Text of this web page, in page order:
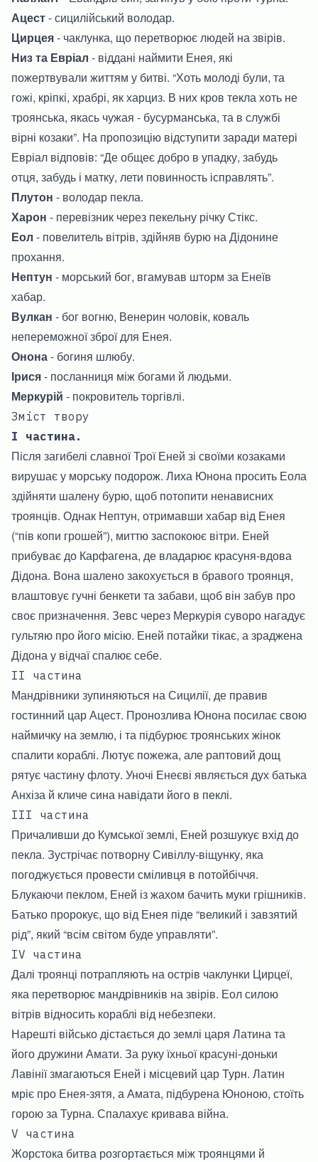
Ацест- сицилійський володар.
Цирцея- чаклунка, що перетворює людей на звірів.
Низ та Евріал - віддані наймити Енея, які
пожертвували життям у битві. “Хоть молоді були, та
гожі, кріпкі, храбрі, як харциз. В них кров текла хоть не
троянська, якась чужая - бусурманська, та в службі
вірні козаки”. На пропозицію відступити заради матері
Евріал відповів: “Де общеє добро в упадку, забудь
отця, забудь і матку, лети повинность ісправлять”.
Плутон - володар пекла.
Харон - перевізник через пекельну річку Стікс.
Еол - повелитель вітрів, здійняв бурю на Дідонине
прохання.
Нептун - морський бог, вгамував шторм за Енеїв
хабар.
Вулкан - бог вогню, Венерин чоловік, коваль
непереможної зброї для Енея.
Онона- богиня шлюбу.
Ірися- посланниця між богами й людьми.
Меркурій - покровитель торгівлі.
Зміст твору
І частина.
Після загибелі славної Трої Еней зі своїми козаками
вирушає у морську подорож. Лиха Юнона просить Еола
здійняти шалену бурю, щоб потопити ненависних
троянців. Однак Нептун, отримавши хабар від Енея
(“пів копи грошей”), миттю заспокоює вітри. Еней
прибуває до Карфагена, де владарює красуня-вдова
Дідона. Вона шалено закохується в бравого троянця,
влаштовує гучні бенкети та забави, щоб він забув про
своє призначення. Зевс через Меркурія суворо нагадує
гультяю про його місію. Еней потайки тікає, а зраджена
Дідона у відчаї спалює себе.
II частина
Мандрівники зупиняються на Сицилії, де правив
гостинний цар Ацест. Пронозлива Юнона посилає свою
наймичку на землю, і та підбурює троянських жінок
спалити кораблі. Лютує пожежа, але раптовий дощ
рятує частину флоту. Уночі Енеєві являється дух батька
Анхіза й кличе сина навідати його в пеклі.
III частина
Причаливши до Кумської землі, Еней розшукує вхід до
пекла. Зустрічає потворну Сивіллу-віщунку, яка
погоджується провести сміливця в потойбіччя.
Блукаючи пеклом, Еней із жахом бачить муки грішників.
Батько пророкує, що від Енея піде “великий і завзятий
рід”, який “всім світом буде управляти”.
IV частина
Далі троянці потрапляють на острів чаклунки Цирцеї,
яка перетворює мандрівників на звірів. Еол силою
вітрів відносить кораблі від небезпеки.
Нарешті військо дістається до землі царя Латина та
його дружини Амати. За руку їхньої красуні-доньки
Лавінії змагаються Еней і місцевий цар Турн. Латин
мріє про Енея-зятя, а Амата, підбурена Юноною, стоїть
горою за Турна. Спалахує кривава війна.
V частина
Жорстока битва розгортається між троянцями й